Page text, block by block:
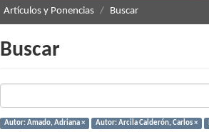
Artículos y Ponencias Buscar
Buscar
Autor: Amado, Adriana × Autor: Arcila Calderón, Carlos ×